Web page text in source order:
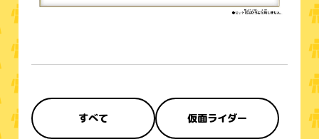
すべて 仮面ライダー